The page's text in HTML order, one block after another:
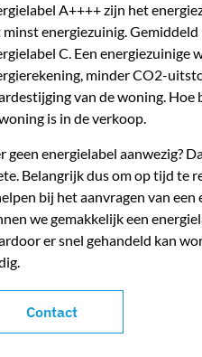
A++++ zijn het
minst energiezuinig.
C. Een energiezuinige
minder CO2-
van de woning.
is in de verkoop.
geen energielabel aanwezig?
Belangrijk dus om op tijd te
bij het aanvragen van
we gemakkelijk een
er snel gehandeld kan
Contact